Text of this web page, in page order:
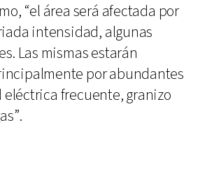
“el área será afectada por
intensidad, algunas
Las mismas estarán
por abundantes
frecuente, granizo